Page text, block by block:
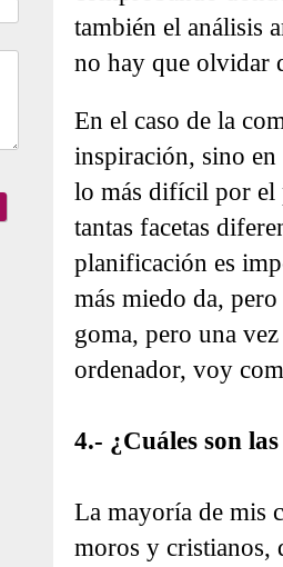
también el análisis
no hay que olvidar
En el caso de la
inspiración, sino
lo más difícil por el
tantas facetas
planificación es
más miedo da,
goma, pero una
ordenador, voy
4.- ¿Cuáles son
La mayoría de mis
moros y cristianos,